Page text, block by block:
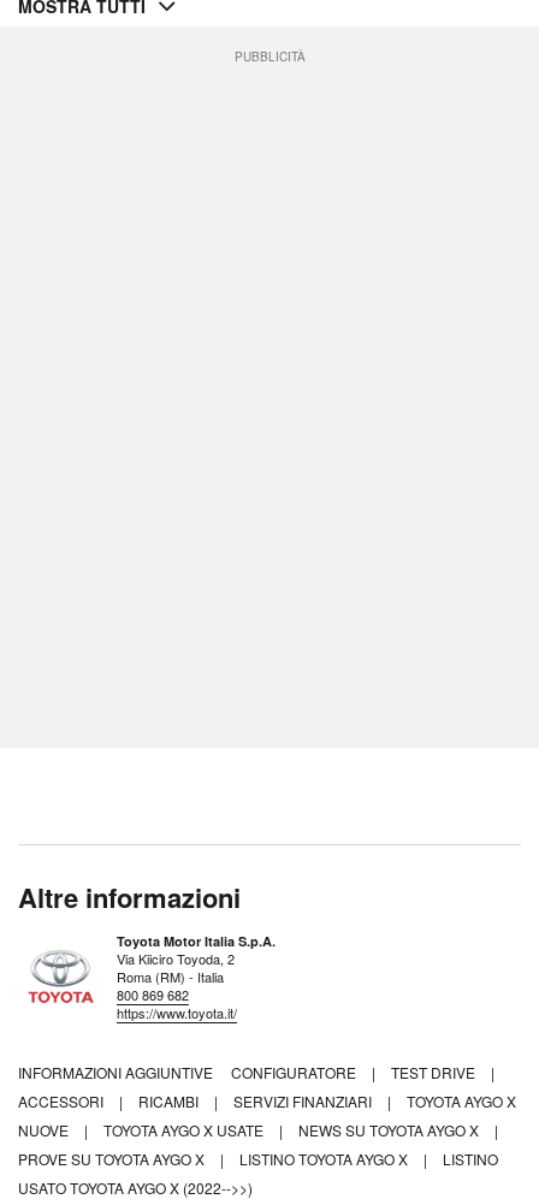
MOSTRA TUTTI
PUBBLICITÀ
Altre informazioni
Toyota Motor Italia S.p.A.
Via Kiiciro Toyoda, 2
Roma (RM) - Italia
800 869 682
https://www.toyota.it/
INFORMAZIONI AGGIUNTIVE CONFIGURATORE | TEST DRIVE
|
ACCESSORI
| RICAMBI | SERVIZI FINANZIARI |
TOYOTA AYGO X
NUOVE
| TOYOTA AYGO X USATE | NEWS SU TOYOTA AYGO X
|
PROVE SU TOYOTA AYGO X
| LISTINO TOYOTA AYGO X |
LISTINO
USATO TOYOTA AYGO X (2022-->>)